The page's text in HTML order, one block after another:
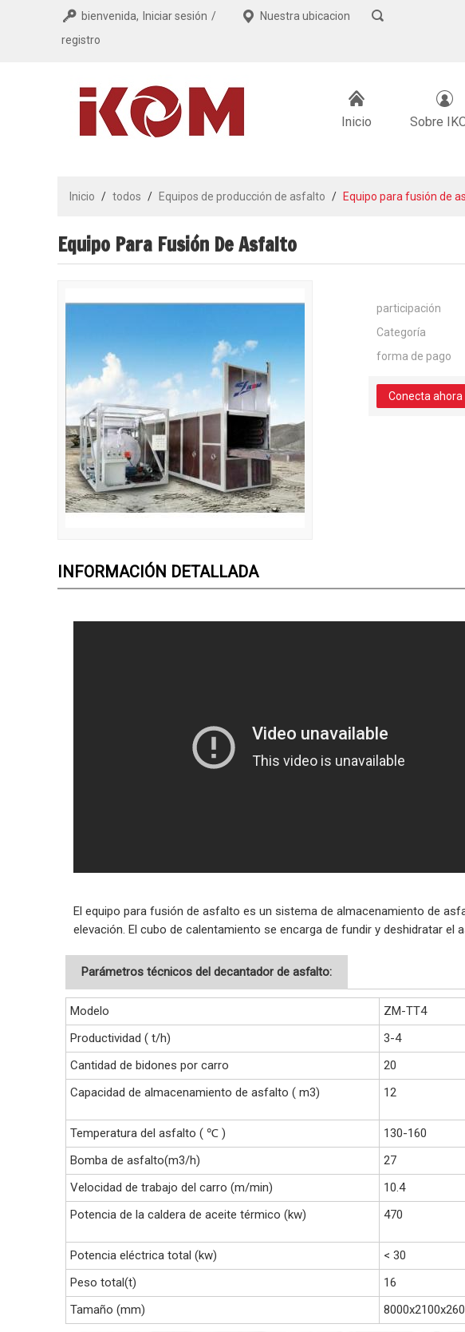
bienvenida, Iniciar sesión /
registro
Nuestra ubicacion
Inicio Sobre
Inicio / todos / Equipos de producción de asfalto / Equipo para fusión de
Equipo Para Fusión De Asfalto
participación
Categoría
forma de pago
Conecta ahora
INFORMACIÓN DETALLADA
El equipo para fusión de asfalto es un sistema de almacenamiento de
elevación. El cubo de calentamiento se encarga de fundir y deshidratar
Parámetros técnicos del decantador de asfalto:
Modelo ZM-TT4
Productividad ( t/h)
3-4
Cantidad de bidones por carro
20
Capacidad de almacenamiento de asfalto ( m3)
12
Temperatura del asfalto ( ℃ )
130-160
Bomba de asfalto(m3/h)
27
Velocidad de trabajo del carro (m/min)
10.4
Potencia de la caldera de aceite térmico (kw)
470
Potencia eléctrica total (kw)
< 30
Peso total(t)
16
Tamaño (mm)